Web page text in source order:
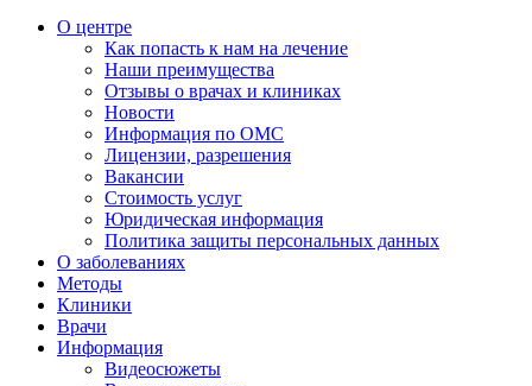
О центре
Как попасть к нам на лечение
Наши преимущества
Отзывы о врачах и клиниках
Новости
Информация по ОМС
Лицензии, разрешения
Вакансии
Стоимость услуг
Юридическая информация
Политика защиты персональных данных
О заболеваниях
Методы
Клиники
Врачи
Информация
Видеосюжеты